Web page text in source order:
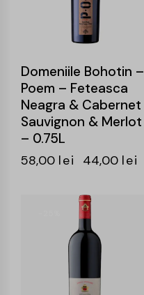
Domeniile Bohotin –
Poem – Feteasca
Neagra & Cabernet
Sauvignon & Merlot
– 0.75L
58,00 lei 44,00 lei